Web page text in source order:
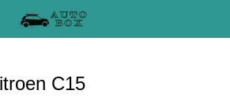
C15